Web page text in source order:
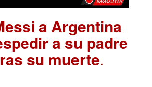
a Argentina
a su padre
su muerte.